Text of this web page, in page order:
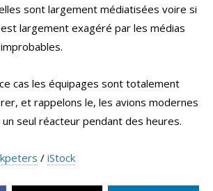
sont largement médiatisées voire si
largement exagéré par les médias
cas les équipages sont totalement
et rappelons le, les avions modernes
seul réacteur pendant des heures.
/ iStock